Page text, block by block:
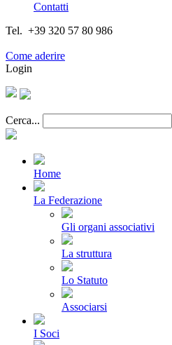
Contatti
Tel. +39 320 57 80 986
Come aderire
Login
Cerca...
Home
La Federazione
Gli organi associativi
La struttura
Lo Statuto
Associarsi
I Soci